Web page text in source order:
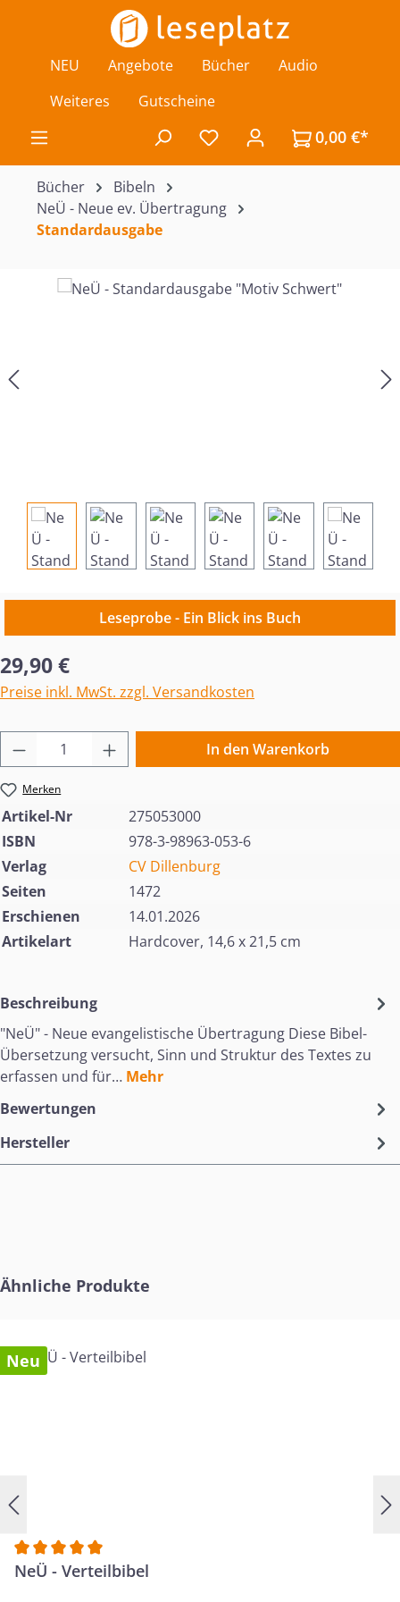
Zum Hauptinhalt springen
NEU Angebote Bücher
Audio
Weiteres
Gutscheine
Du hast 0 Produkte auf
0,00 €*
Bücher
Bibeln
NeÜ - Neue ev. Übertragung
Standardausgabe
Bildergalerie überspringen
Leseprobe - Ein Blick ins Buch
Regulärer Preis:
29,90 €
Preise inkl. MwSt. zzgl. Versandkosten
Produkt Anzahl: Gib den gewünschten
In den Warenkorb
Merken
Artikel-Nr
275053000
ISBN
978-3-98963-053-6
Verlag
CV Dillenburg
Seiten
1472
Erschienen
14.01.2026
Artikelart
Hardcover, 14,6 x 21,5 cm
Beschreibung
"NeÜ" - Neue evangelistische Übertragung Diese Bibel-
Übersetzung versucht, Sinn und Struktur des Textes zu
erfassen und für… Mehr
Bewertungen
Hersteller
Produktgalerie überspringen
Ähnliche Produkte
Neu
Durchschnittliche Bewertung von 5 von 5 Sternen
NeÜ - Verteilbibel